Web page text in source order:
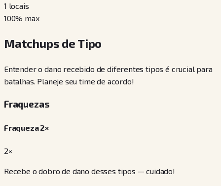
1 locais
100% max
Matchups de Tipo
Entender o dano recebido de diferentes tipos é crucial para
batalhas. Planeje seu time de acordo!
Fraquezas
Fraqueza 2×
2×
Recebe o dobro de dano desses tipos — cuidado!